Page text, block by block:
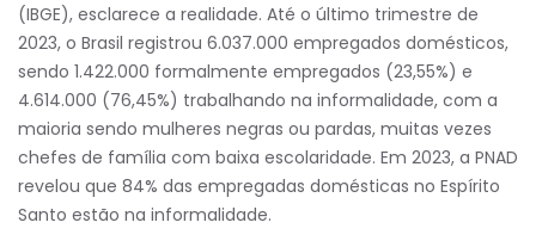
(IBGE), esclarece a realidade. Até o último trimestre de
2023, o Brasil registrou 6.037.000 empregados domésticos,
sendo 1.422.000 formalmente empregados (23,55%) e
4.614.000 (76,45%) trabalhando na informalidade, com a
maioria sendo mulheres negras ou pardas, muitas vezes
chefes de família com baixa escolaridade. Em 2023, a PNAD
revelou que 84% das empregadas domésticas no Espírito
Santo estão na informalidade.